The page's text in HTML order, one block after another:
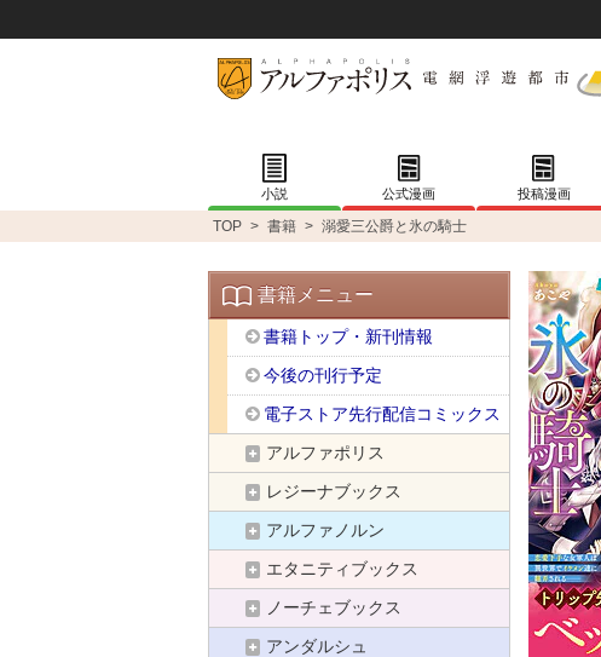
小説 公式漫画 投稿漫画
TOP > 書籍 > 溺愛三公爵と氷の騎士
書籍メニュー
書籍トップ・新刊情報
今後の刊行予定
電子ストア先行配信コミックス
アルファポリス
レジーナブックス
アルファノルン
エタニティブックス
ノーチェブックス
アンダルシュ